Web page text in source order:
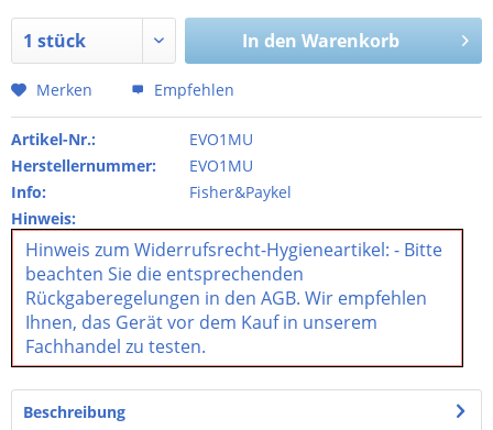
In den Warenkorb
Merken Empfehlen
Artikel-Nr.:
EVO1MU
Herstellernummer:
EVO1MU
Info:
Fisher&Paykel
Hinweis:
Hinweis zum Widerrufsrecht-Hygieneartikel: - Bitte
beachten Sie die entsprechenden
Rückgaberegelungen in den AGB. Wir empfehlen
Ihnen, das Gerät vor dem Kauf in unserem
Fachhandel zu testen.
Beschreibung